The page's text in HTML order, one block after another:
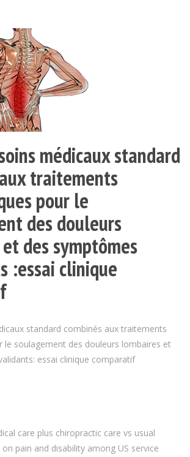
médicaux standard
traitements
pour le
des douleurs
des symptômes
:essai clinique
standard combinés aux traitements
le soulagement des douleurs lombaires et
essai clinique comparatif
care plus chiropractic care vs usual
pain and disability among US service